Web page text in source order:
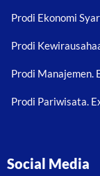
Prodi Ekonomi
Prodi
Prodi Manajemen.
Prodi Pariwisata.
Social Media